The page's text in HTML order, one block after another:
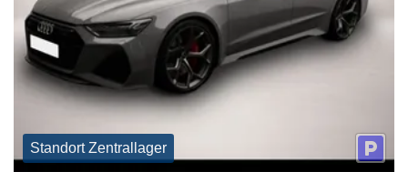
Standort Zentrallager